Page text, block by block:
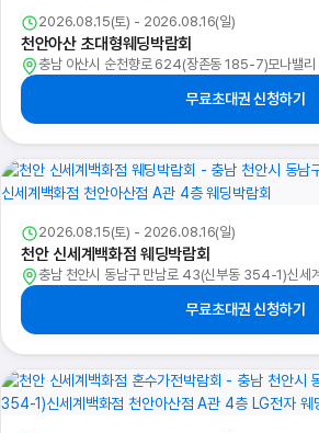
2026.08.15(토) - 2026.08.16(일)
천안아산 초대형웨딩박람회
충남 아산시 순천향로 624(장존동 185-7)모나밸리
무료초대권 신청하기
2026.08.15(토) - 2026.08.16(일)
천안 신세계백화점 웨딩박람회
충남 천안시 동남구 만남로 43(신부동 354-1)신세
무료초대권 신청하기